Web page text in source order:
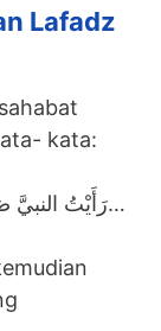
Lafadz
kata:
رَأَيْتُ النبيَّ صَلَّى اللَّهُ عليه وسلَّمَ…